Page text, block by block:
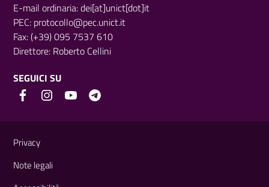
E-mail ordinaria: dei[at]unict[dot]it
PEC: protocollo@pec.unict.it
Fax: (+39) 095 7537 610
Direttore: Roberto Cellini
SEGUICI SU
Privacy
Note legali